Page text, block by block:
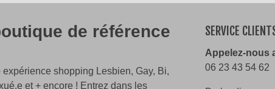
de référence
shopping Lesbien, Gay, Bi,
et + encore ! Entrez dans les
SERVICE
Appelez-nous
06 23 43 54 62